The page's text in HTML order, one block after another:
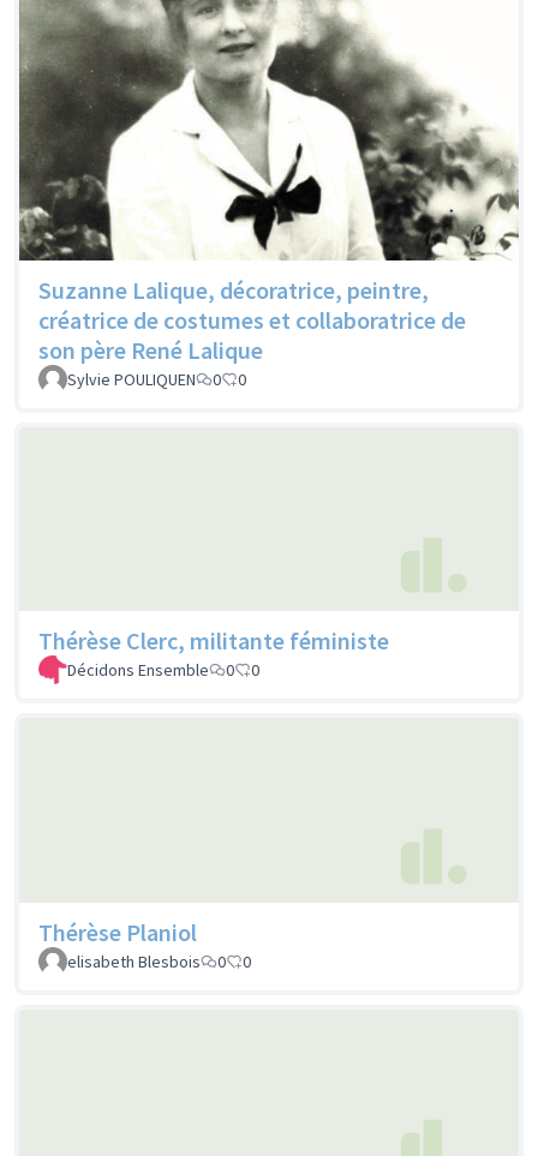
Suzanne Lalique, décoratrice, peintre,
créatrice de costumes et collaboratrice de
son père René Lalique
Sylvie POULIQUEN 0 0
Thérèse Clerc, militante féministe
Décidons Ensemble 0 0
Thérèse Planiol
elisabeth Blesbois 0 0